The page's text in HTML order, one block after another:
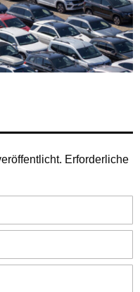
Erforderliche